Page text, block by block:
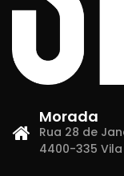
Morada
Rua 28 de
4400-335